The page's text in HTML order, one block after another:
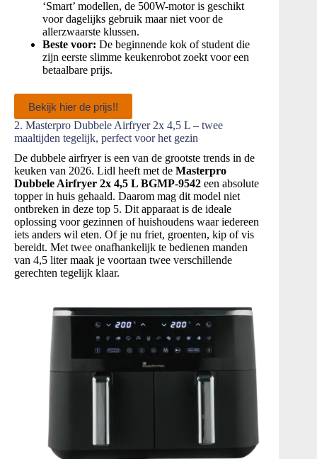
‘Smart’ modellen, de 500W-motor is geschikt
voor dagelijks gebruik maar niet voor de
allerzwaarste klussen.
Beste voor: De beginnende kok of student die
zijn eerste slimme keukenrobot zoekt voor een
betaalbare prijs.
Bekijk hier de prijs!!
2. Masterpro Dubbele Airfryer 2x 4,5 L – twee
maaltijden tegelijk, perfect voor het gezin
De dubbele airfryer is een van de grootste trends in de
keuken van 2026. Lidl heeft met de Masterpro
Dubbele Airfryer 2x 4,5 L BGMP-9542 een absolute
topper in huis gehaald. Daarom mag dit model niet
ontbreken in deze top 5. Dit apparaat is de ideale
oplossing voor gezinnen of huishoudens waar iedereen
iets anders wil eten. Of je nu friet, groenten, kip of vis
bereidt. Met twee onafhankelijk te bedienen manden
van 4,5 liter maak je voortaan twee verschillende
gerechten tegelijk klaar.